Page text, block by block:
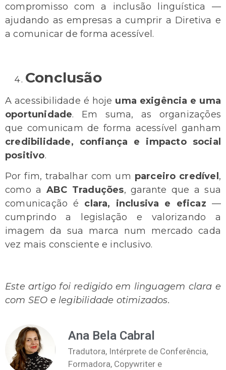
compromisso com a inclusão linguística —
ajudando as empresas a cumprir a Diretiva e
a comunicar de forma acessível.
Conclusão
A acessibilidade é hoje uma exigência e uma
oportunidade. Em suma, as organizações
que comunicam de forma acessível ganham
credibilidade, confiança e impacto social
positivo.
Por fim, trabalhar com um parceiro credível ,
como a ABC Traduções, garante que a sua
comunicação é clara, inclusiva e eficaz —
cumprindo a legislação e valorizando a
imagem da sua marca num mercado cada
vez mais consciente e inclusivo.
Este artigo foi redigido em linguagem clara e
com SEO e legibilidade otimizados.
Ana Bela Cabral
Tradutora, Intérprete de Conferência,
Formadora, Copywriter e